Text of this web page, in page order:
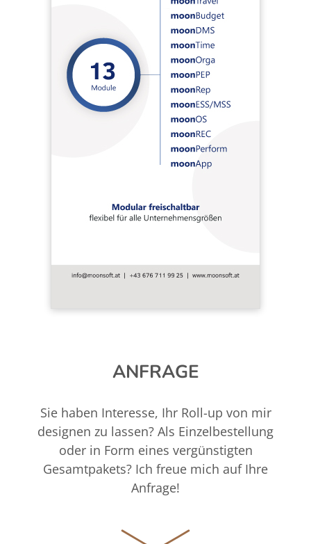
ANFRAGE
Sie haben Interesse, Ihr Roll-up von mir
designen zu lassen? Als Einzelbestellung
oder in Form eines vergünstigten
Gesamtpakets? Ich freue mich auf Ihre
Anfrage!